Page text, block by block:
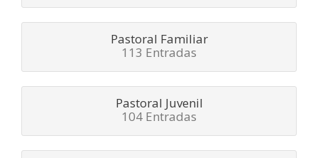
Pastoral Familiar
113 Entradas
Pastoral Juvenil
104 Entradas